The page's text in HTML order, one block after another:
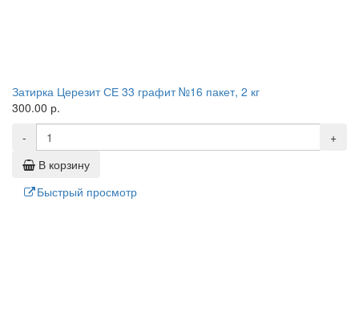
Затирка Церезит СЕ 33 графит №16 пакет, 2 кг
300.00 р.
-
+
В корзину
Быстрый просмотр